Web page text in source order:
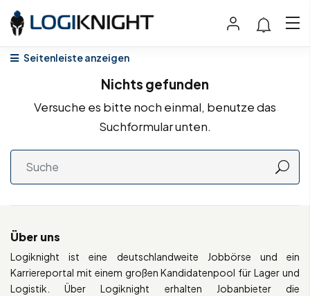
Seitenleiste anzeigen
Nichts gefunden
Versuche es bitte noch einmal, benutze das
Suchformular unten.
Über uns
Logiknight ist eine deutschlandweite Jobbörse und ein
Karriereportal mit einem großen Kandidatenpool für Lager und
Logistik. Über Logiknight erhalten Jobanbieter die